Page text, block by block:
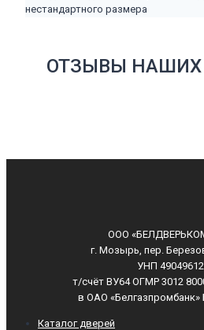
нестандартного размера
ОТЗЫВЫ НАШИХ
ООО
г. Мозырь, пер.
УНП
т/счёт ВУ64 ОГМР 3012
в ОАО
Каталог дверей